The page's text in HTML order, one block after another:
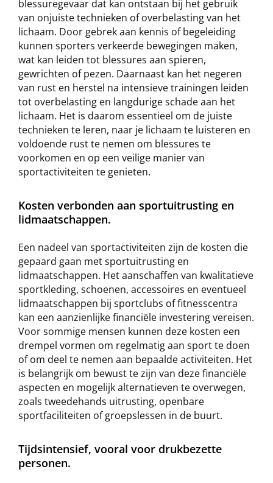
blessuregevaar dat kan ontstaan bij het gebruik
van onjuiste technieken of overbelasting van het
lichaam. Door gebrek aan kennis of begeleiding
kunnen sporters verkeerde bewegingen maken,
wat kan leiden tot blessures aan spieren,
gewrichten of pezen. Daarnaast kan het negeren
van rust en herstel na intensieve trainingen leiden
tot overbelasting en langdurige schade aan het
lichaam. Het is daarom essentieel om de juiste
technieken te leren, naar je lichaam te luisteren en
voldoende rust te nemen om blessures te
voorkomen en op een veilige manier van
sportactiviteiten te genieten.
Kosten verbonden aan sportuitrusting en
lidmaatschappen.
Een nadeel van sportactiviteiten zijn de kosten die
gepaard gaan met sportuitrusting en
lidmaatschappen. Het aanschaffen van kwalitatieve
sportkleding, schoenen, accessoires en eventueel
lidmaatschappen bij sportclubs of fitnesscentra
kan een aanzienlijke financiële investering vereisen.
Voor sommige mensen kunnen deze kosten een
drempel vormen om regelmatig aan sport te doen
of om deel te nemen aan bepaalde activiteiten. Het
is belangrijk om bewust te zijn van deze financiële
aspecten en mogelijk alternatieven te overwegen,
zoals tweedehands uitrusting, openbare
sportfaciliteiten of groepslessen in de buurt.
Tijdsintensief, vooral voor drukbezette
personen.